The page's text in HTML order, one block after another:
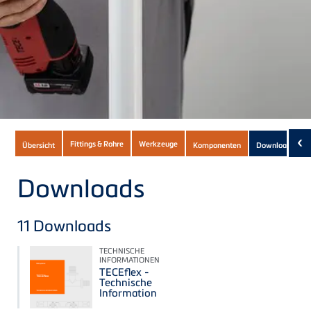
Subnavigation
of
current
Product
Übersicht Fittings & Rohre Werkzeuge Komponenten Downloads (11)
‹
Downloads
11 Downloads
TECHNISCHE
INFORMATIONEN
TECEflex -
Technische
Information